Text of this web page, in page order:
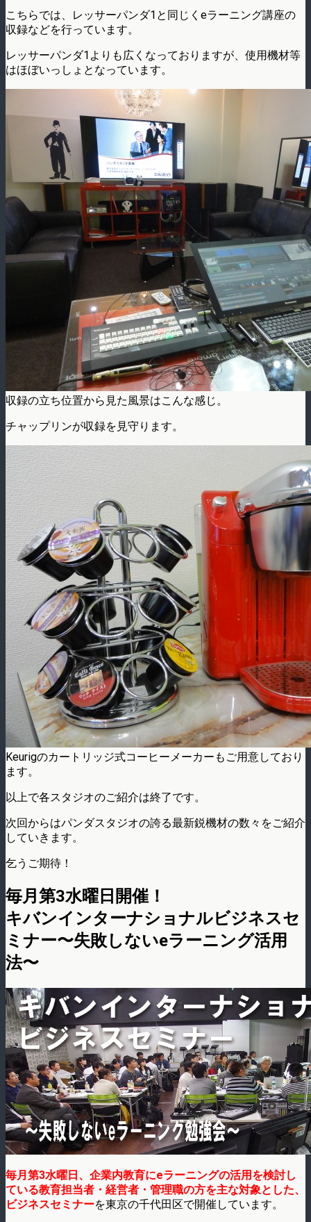
こちらでは、レッサーパンダ1と同じくeラーニング講座の
収録などを行っています。
レッサーパンダ1よりも広くなっておりますが、使用機材等
はほぼいっしょとなっています。
収録の立ち位置から見た風景はこんな感じ。
チャップリンが収録を見守ります。
Keurigのカートリッジ式コーヒーメーカーもご用意しており
ます。
以上で各スタジオのご紹介は終了です。
次回からはパンダスタジオの誇る最新鋭機材の数々をご紹介
していきます。
乞うご期待！
毎月第3水曜日開催！
キバンインターナショナルビジネスセ
ミナー〜失敗しないeラーニング活用
法〜
毎月第3水曜日、企業内教育にeラーニングの活用を検討し
ている教育担当者・経営者・管理職の方を主な対象とした、
ビジネスセミナーを東京の千代田区で開催しています。